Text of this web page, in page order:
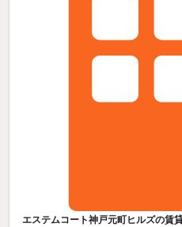
エステムコート神戸元町ヒルズの賃